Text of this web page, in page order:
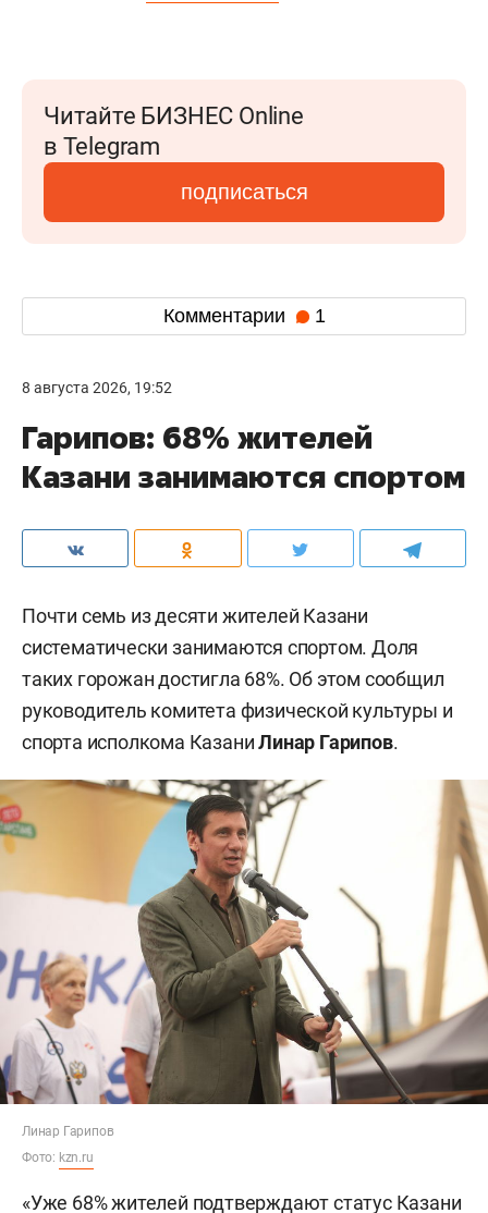
Читайте БИЗНЕС Online
в Telegram
подписаться
Комментарии 1
8 августа 2026, 19:52
Гарипов: 68% жителей
Казани занимаются спортом
Почти семь из десяти жителей Казани
систематически занимаются спортом. Доля
таких горожан достигла 68%. Об этом сообщил
руководитель комитета физической культуры и
спорта исполкома КазаниЛинар Гарипов.
Линар Гарипов
Фото: kzn.ru
«Уже 68% жителей подтверждают статус Казани